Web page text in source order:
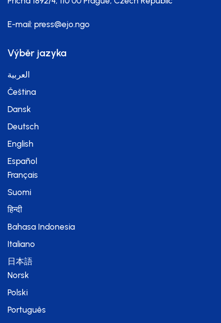
E-mail: press@ejo.ngo
Výběr jazyka
العربية
Čeština
Dansk
Deutsch
English
Español
Français
Suomi
हिन्दी
Bahasa Indonesia
Italiano
日本語
Norsk
Polski
Português